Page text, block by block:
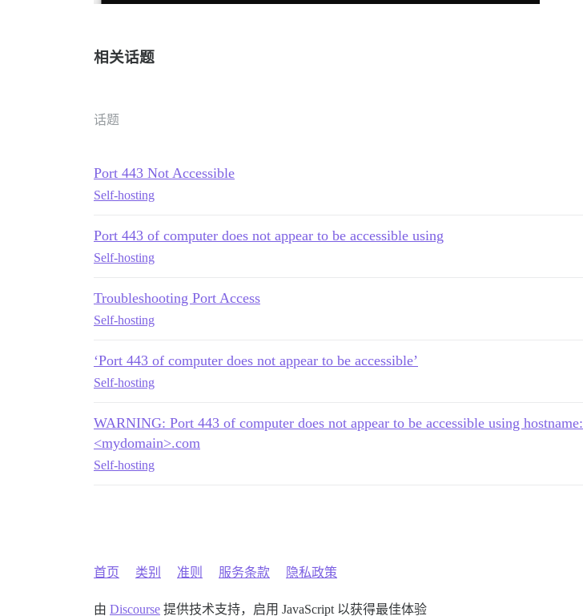
相关话题
话题
Port 443 Not Accessible
Self-hosting
Port 443 of computer does not appear to be accessible using
Self-hosting
Troubleshooting Port Access
Self-hosting
‘Port 443 of computer does not appear to be accessible’
Self-hosting
WARNING: Port 443 of computer does not appear to be accessible using hostname:
<mydomain>.com
Self-hosting
首页 类别 准则 服务条款 隐私政策
由 Discourse 提供技术支持，启用 JavaScript 以获得最佳体验